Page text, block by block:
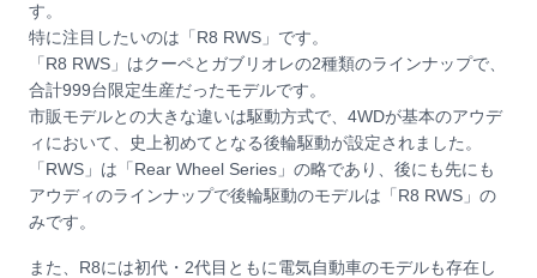
す。
特に注目したいのは「R8 RWS」です。
「R8 RWS」はクーペとガブリオレの2種類のラインナップで、
合計999台限定生産だったモデルです。
市販モデルとの大きな違いは駆動方式で、4WDが基本のアウデ
ィにおいて、史上初めてとなる後輪駆動が設定されました。
「RWS」は「Rear Wheel Series」の略であり、後にも先にも
アウディのラインナップで後輪駆動のモデルは「R8 RWS」の
みです。
また、R8には初代・2代目ともに電気自動車のモデルも存在し